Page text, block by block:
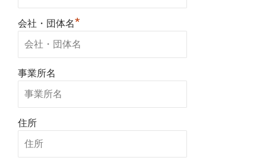
会社・団体名*
事業所名
住所